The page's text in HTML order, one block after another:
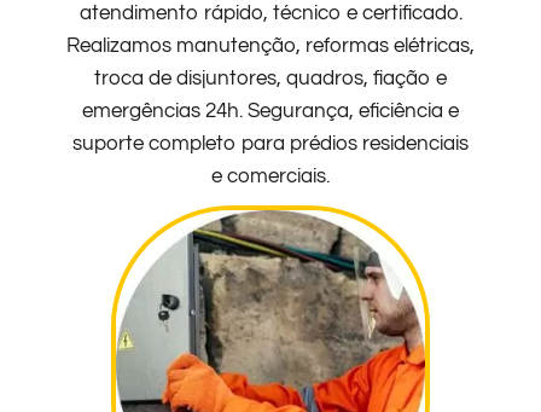
atendimento rápido, técnico e certificado.
Realizamos manutenção, reformas elétricas,
troca de disjuntores, quadros, fiação e
emergências 24h. Segurança, eficiência e
suporte completo para prédios residenciais
e comerciais.